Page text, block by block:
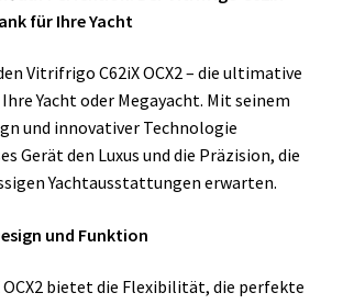
für Ihre Yacht
Vitrifrigo C62iX OCX2 – die ultimative
Yacht oder Megayacht. Mit seinem
und innovativer Technologie
Gerät den Luxus und die Präzision, die
Yachtausstattungen erwarten.
und Funktion
bietet die Flexibilität, die perfekte